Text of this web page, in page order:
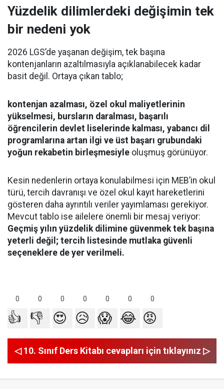
Yüzdelik dilimlerdeki değişimin tek
bir nedeni yok
2026 LGS’de yaşanan değişim, tek başına
kontenjanların azaltılmasıyla açıklanabilecek kadar
basit değil. Ortaya çıkan tablo;
kontenjan azalması, özel okul maliyetlerinin
yükselmesi, bursların daralması, başarılı
öğrencilerin devlet liselerinde kalması, yabancı dil
programlarına artan ilgi ve üst başarı grubundaki
yoğun rekabetin birleşmesiyle oluşmuş görünüyor.
Kesin nedenlerin ortaya konulabilmesi için MEB’in okul
türü, tercih davranışı ve özel okul kayıt hareketlerini
gösteren daha ayrıntılı veriler yayımlaması gerekiyor.
Mevcut tablo ise ailelere önemli bir mesaj veriyor:
Geçmiş yılın yüzdelik dilimine güvenmek tek başına
yeterli değil; tercih listesinde mutlaka güvenli
seçeneklere de yer verilmeli.
0 0 0 0 0 0 0
👍 👎 😍 😥 😱 😂 😡
◁ 10. Sınıf Ders Kitabı cevapları için tıklayınız ▷